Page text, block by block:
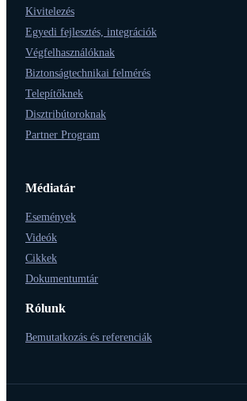
Kivitelezés
Egyedi fejlesztés, integrációk
Végfelhasználóknak
Biztonságtechnikai felmérés
Telepítőknek
Disztribútoroknak
Partner Program
Médiatár
Események
Videók
Cikkek
Dokumentumtár
Rólunk
Bemutatkozás és referenciák